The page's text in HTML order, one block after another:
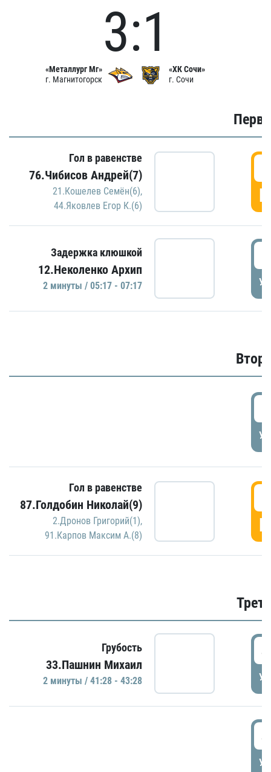
«Металлург Мг»
г. Магнитогорск
3:1
«ХК Сочи»
г. Сочи
Гол в равенстве
76.Чибисов Андрей(7)
21.Кошелев Семён(6),
44.Яковлев Егор К.(6)
Задержка клюшкой
12.Неколенко Архип
2 минуты / 05:17 - 07:17
Гол в равенстве
87.Голдобин Николай(9)
2.Дронов Григорий(1),
91.Карпов Максим А.(8)
Грубость
33.Пашнин Михаил
2 минуты / 41:28 - 43:28